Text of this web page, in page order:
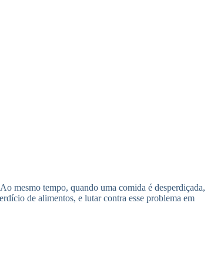
mesmo tempo, quando uma comida é desperdiçada,
de alimentos, e lutar contra esse problema em